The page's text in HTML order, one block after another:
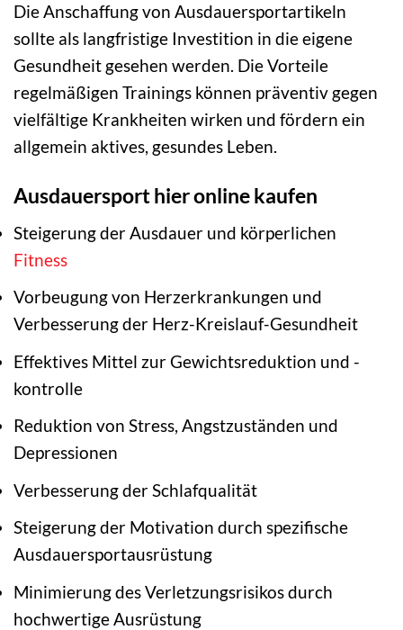
Die Anschaffung von Ausdauersportartikeln
sollte als langfristige Investition in die eigene
Gesundheit gesehen werden. Die Vorteile
regelmäßigen Trainings können präventiv gegen
vielfältige Krankheiten wirken und fördern ein
allgemein aktives, gesundes Leben.
Ausdauersport hier online kaufen
Steigerung der Ausdauer und körperlichen
Fitness
Vorbeugung von Herzerkrankungen und
Verbesserung der Herz-Kreislauf-Gesundheit
Effektives Mittel zur Gewichtsreduktion und -
kontrolle
Reduktion von Stress, Angstzuständen und
Depressionen
Verbesserung der Schlafqualität
Steigerung der Motivation durch spezifische
Ausdauersportausrüstung
Minimierung des Verletzungsrisikos durch
hochwertige Ausrüstung